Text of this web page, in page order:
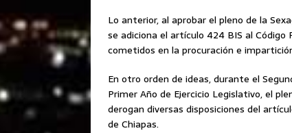
Lo anterior, al aprobar el pleno de la
se adiciona el artículo 424 BIS al
cometidos en la procuración e
En otro orden de ideas, durante el
Primer Año de Ejercicio Legislativo, el
derogan diversas disposiciones del
de Chiapas.